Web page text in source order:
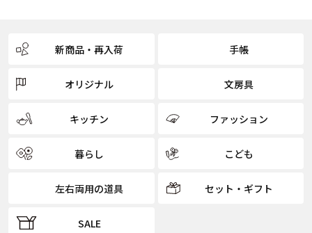
新商品・再入荷 手帳
オリジナル 文房具
キッチン ファッション
暮らし こども
左右両用の道具 セット・ギフト
SALE